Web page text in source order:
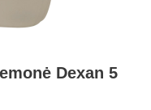
Dexan 5